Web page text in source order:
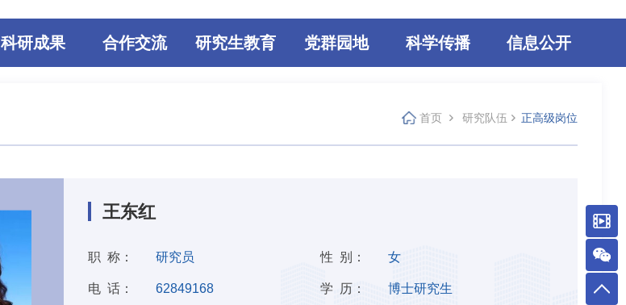
科研成果 合作交流 研究生教育 党群园地 科学传播 信息公开
首页 研究队伍 正高级岗位
王东红
职 称： 研究员 性 别： 女
电 话： 62849168 学 历： 博士研究生